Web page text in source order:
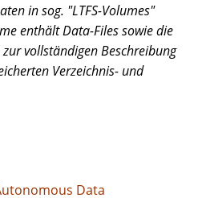
in sog. "LTFS-Volumes"
enthält Data-Files sowie die
vollständigen Beschreibung
Verzeichnis- und
Data